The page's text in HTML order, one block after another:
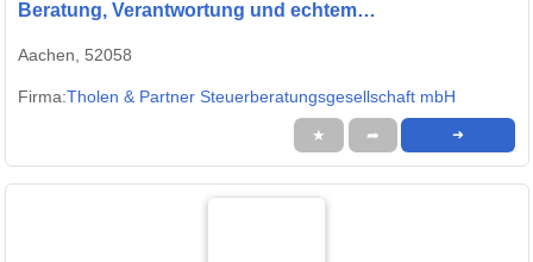
Beratung, Verantwortung und echtem
Aachen, 52058
Firma:Tholen & Partner Steuerberatungsgesellschaft mbH
★ ➦ ➜